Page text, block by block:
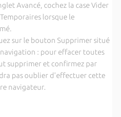
Avancé, cochez la case Vider
lorsque le
sur le bouton Supprimer situé
: pour effacer toutes
supprimer et confirmez par
pas oublier d'effectuer cette
navigateur.